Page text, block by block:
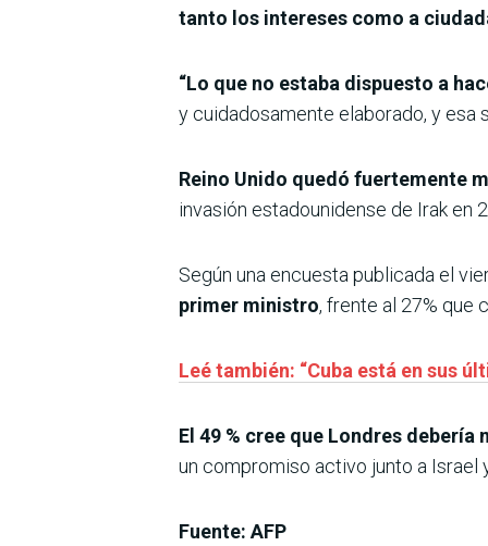
tanto los intereses como a
“Lo que no estaba dispuesto a
y cuidadosamente elaborado, y esa
Reino Unido quedó fuertemente
invasión estadounidense de Irak en
Según una encuesta publicada el
primer ministro, frente al 27% que
Leé también: “Cuba está en sus
El 49 % cree que Londres debería
un compromiso activo junto a Israel
Fuente: AFP